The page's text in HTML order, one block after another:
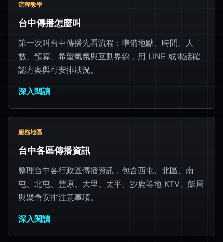
流程教學
台中傳播怎麼叫
第一次叫台中傳播先看流程：準備地點、時間、人
數、預算、希望氣氛與互動界線，用 LINE 或電話確
認方案與可安排狀況。
深入閱讀
服務地區
台中各區傳播資訊
整理台中各行政區傳播資訊，包含西屯、北區、南
屯、北屯、豐原、大里、太平、沙鹿等地 KTV、飯局
與聚會安排注意事項。
深入閱讀